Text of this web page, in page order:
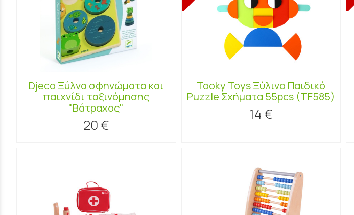
Djeco Ξύλνα σφηνώματα και
παιχνίδι ταξινόμησης
"Βάτραχος"
20 €
Tooky Toys Ξύλινο Παιδικό
Puzzle Σχήματα 55pcs (TF585)
14 €